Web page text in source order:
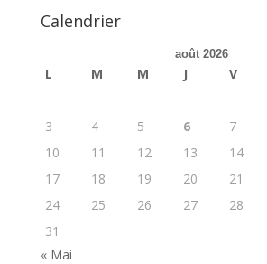
Calendrier
août 2026
L M M J V
3
4 5 6 7
10
11 12 13 14
17
18 19 20 21
24
25 26 27 28
31
« Mai